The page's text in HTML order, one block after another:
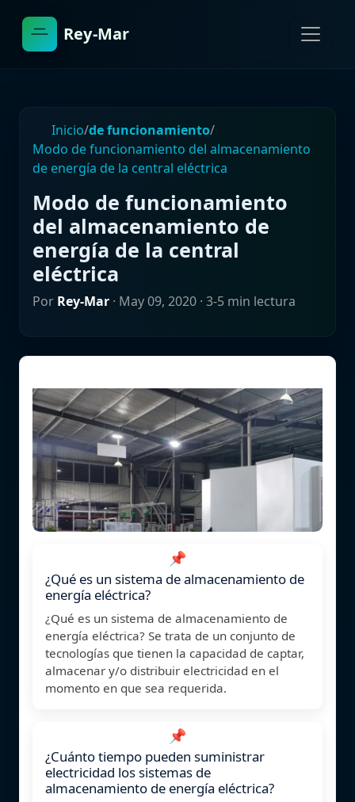
Rey-Mar
Inicio/de funcionamiento/
Modo de funcionamiento del almacenamiento
de energía de la central eléctrica
Modo de funcionamiento
del almacenamiento de
energía de la central
eléctrica
Por Rey-Mar · May 09, 2020 · 3-5 min lectura
📌
¿Qué es un sistema de almacenamiento de
energía eléctrica?
¿Qué es un sistema de almacenamiento de
energía eléctrica? Se trata de un conjunto de
tecnologías que tienen la capacidad de captar,
almacenar y/o distribuir electricidad en el
momento en que sea requerida.
📌
¿Cuánto tiempo pueden suministrar
electricidad los sistemas de
almacenamiento de energía eléctrica?